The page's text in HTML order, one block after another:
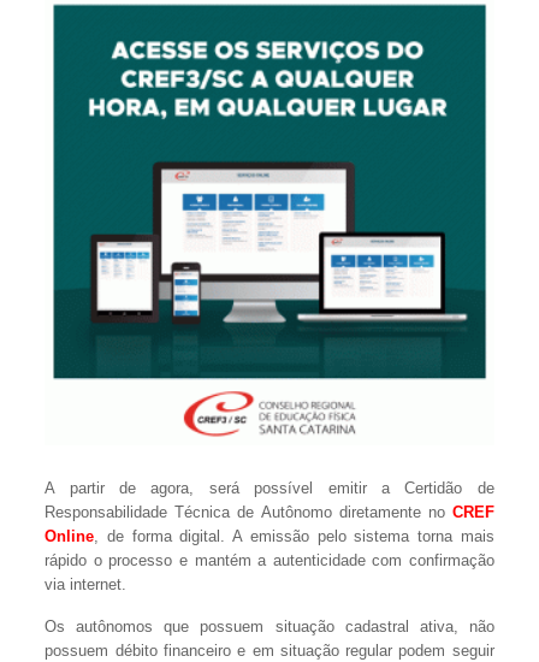
A partir de agora, será possível emitir a Certidão de
Responsabilidade Técnica de Autônomo diretamente no CREF
Online, de forma digital. A emissão pelo sistema torna mais
rápido o processo e mantém a autenticidade com confirmação
via internet.
Os autônomos que possuem situação cadastral ativa, não
possuem débito financeiro e em situação regular podem seguir